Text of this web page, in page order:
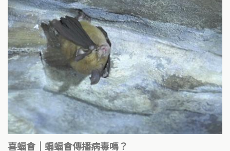
喜蝠會｜蝙蝠會傳播病毒嗎？